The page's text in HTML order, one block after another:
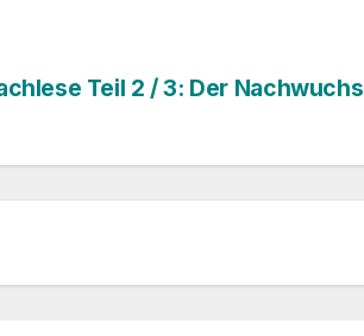
Teil 2 / 3: Der Nachwuchs